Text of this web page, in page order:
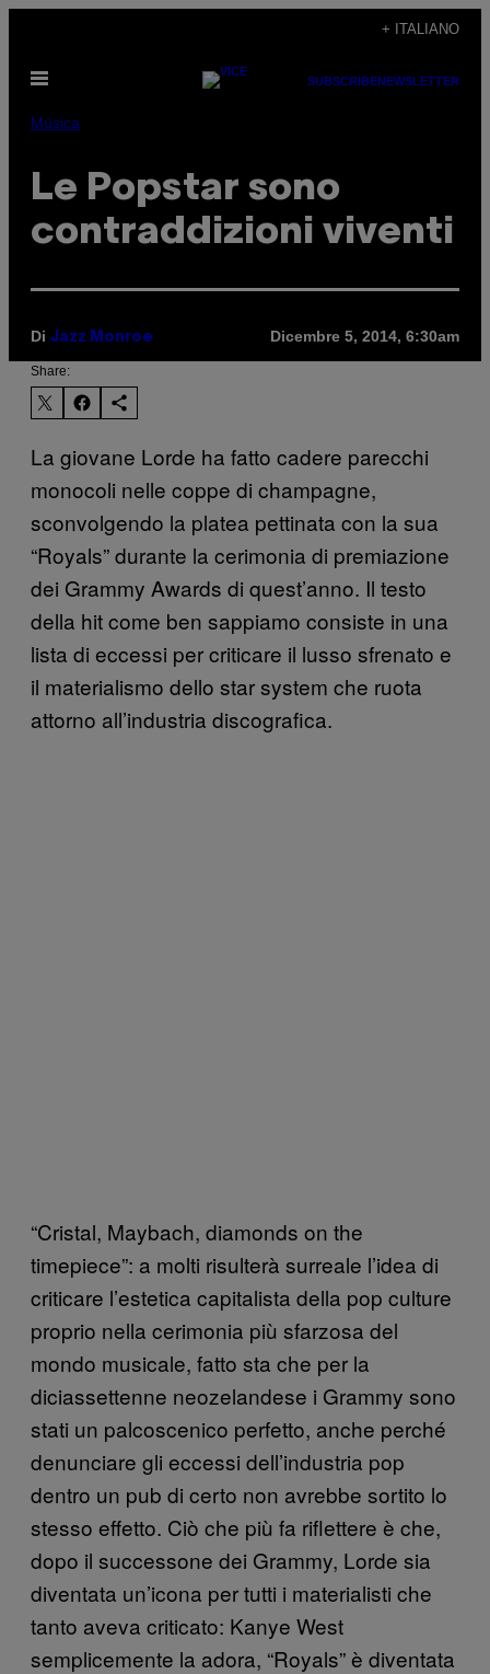
contenuto
+ ITALIANO
Apri
SUBSCRIBENEWSLETTER
Música
Le Popstar sono
contraddizioni viventi
Di Jazz Monroe Dicembre 5, 2014, 6:30am
Share:
La giovane Lorde ha fatto cadere parecchi
monocoli nelle coppe di champagne,
sconvolgendo la platea pettinata con la sua
“Royals” durante la cerimonia di premiazione
dei Grammy Awards di quest’anno. Il testo
della hit come ben sappiamo consiste in una
lista di eccessi per criticare il lusso sfrenato e
il materialismo dello star system che ruota
attorno all’industria discografica.
“Cristal, Maybach, diamonds on the
timepiece”: a molti risulterà surreale l’idea di
criticare l’estetica capitalista della pop culture
proprio nella cerimonia più sfarzosa del
mondo musicale, fatto sta che per la
diciassettenne neozelandese i Grammy sono
stati un palcoscenico perfetto, anche perché
denunciare gli eccessi dell’industria pop
dentro un pub di certo non avrebbe sortito lo
stesso effetto. Ciò che più fa riflettere è che,
dopo il successone dei Grammy, Lorde sia
diventata un’icona per tutti i materialisti che
tanto aveva criticato: Kanye West
semplicemente la adora, “Royals” è diventata